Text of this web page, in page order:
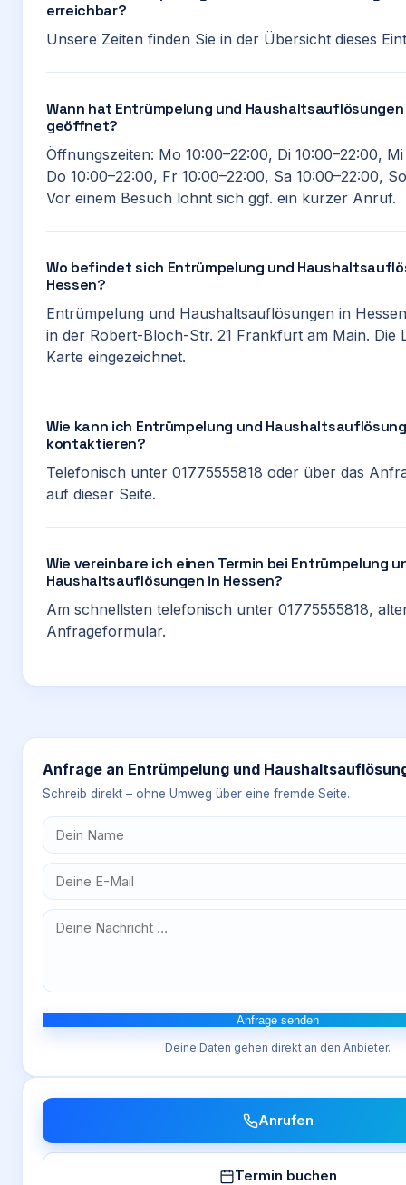
erreichbar?
Unsere Zeiten finden Sie in der Übersicht dieses
Wann hat Entrümpelung und Haushaltsauflösungen
geöffnet?
Öffnungszeiten: Mo 10:00–22:00, Di 10:00–22:00,
Do 10:00–22:00, Fr 10:00–22:00, Sa 10:00–22:00,
Vor einem Besuch lohnt sich ggf. ein kurzer Anruf.
Wo befindet sich Entrümpelung und
Hessen?
Entrümpelung und Haushaltsauflösungen in
in der Robert-Bloch-Str. 21 Frankfurt am Main. Die
Karte eingezeichnet.
Wie kann ich Entrümpelung und
kontaktieren?
Telefonisch unter 01775555818 oder über das
auf dieser Seite.
Wie vereinbare ich einen Termin bei Entrümpelung
Haushaltsauflösungen in Hessen?
Am schnellsten telefonisch unter 01775555818,
Anfrageformular.
Anfrage an Entrümpelung und
Schreib direkt – ohne Umweg über eine fremde Seite.
Anfrage senden
Deine Daten gehen direkt an den Anbieter.
Anrufen
Termin buchen